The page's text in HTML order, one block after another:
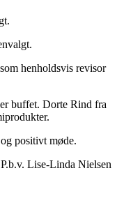
henholdsvis revisor
buffet. Dorte Rind fra
positivt møde.
P.b.v. Lise-Linda Nielsen